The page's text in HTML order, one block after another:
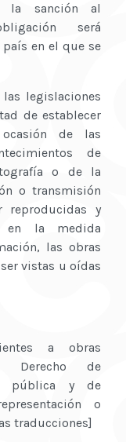
la sanción al
será
en el que se
legislaciones
de establecer
de las
de
o de la
o transmisión
y
en la medida
las obras
vistas u oídas
a obras
Derecho de
pública y de
o
traducciones]